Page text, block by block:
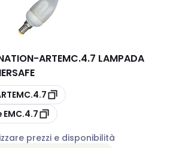
-ARTEMC.4.7 LAMPADA
EMC.4.7
prezzi e disponibilità